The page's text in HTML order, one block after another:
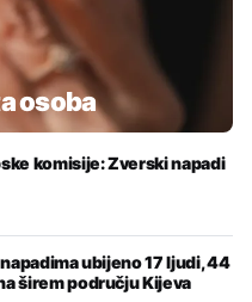
osoba
komisije: Zverski napadi
ubijeno 17 ljudi, 44
širem području Kijeva